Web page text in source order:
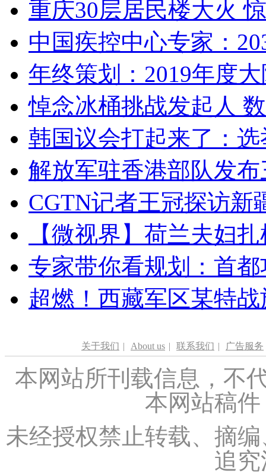
重庆30层居民楼大火
中国疾控中心专家：
年终策划：2019年度
悼念冰桶挑战发起人
韩国议会打起来了：
解放军驻香港部队发
CGTN记者王冠探访新
【微视界】荷兰夫妇
专家带你看规划：首
超燃！西藏军区某特
关于我们 | About us | 联系我们 | 广告服务
本网站所刊载信息，不
本网站稿
未经授权禁止转载、摘
追